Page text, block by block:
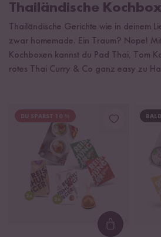
Thailändische
Thailändische Gerichte wie in deinem
zwar homemade. Ein Traum? Nope!
Kochboxen kannst du Pad Thai, Tom
rotes Thai Curry & Co ganz easy zu
DU SPARST 10 %
Loading...